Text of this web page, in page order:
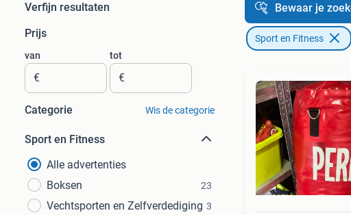
Verfijn resultaten
Prijs
van
€
tot
€
Categorie Wis de categorie
Sport en Fitness
Alle advertenties
Boksen
23
Vechtsporten en Zelfverdediging 3
Bewaar je
Sport en Fitness